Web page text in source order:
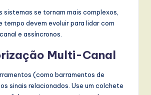
sistemas se tornam mais complexos,
tempo devem evoluir para lidar com
e assíncronos.
Multi-Canal
(como barramentos de
sinais relacionados. Use um colchete